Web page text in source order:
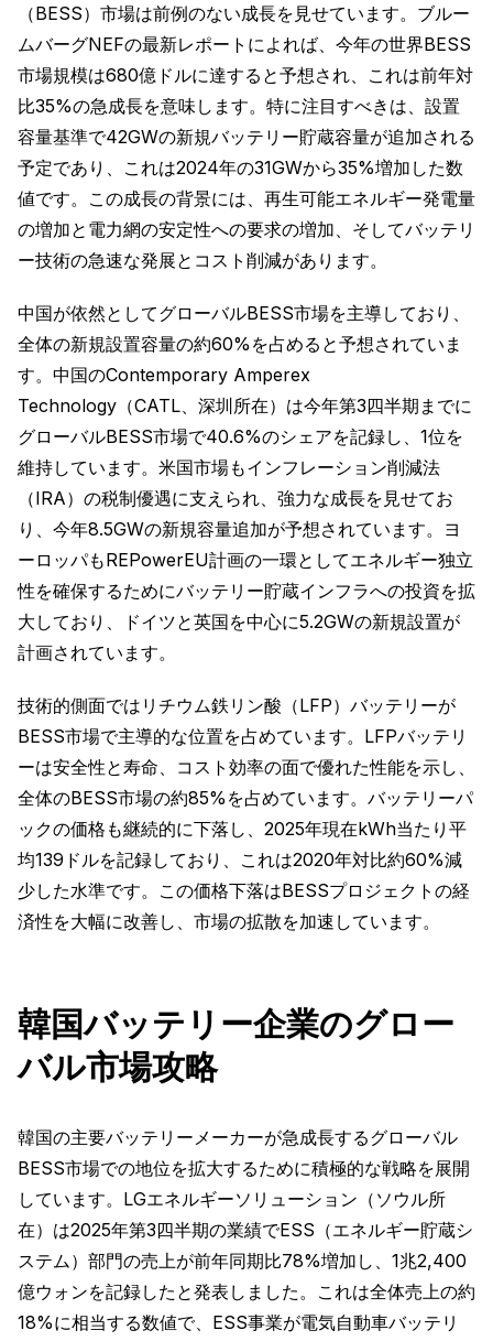
（BESS）市場は前例のない成長を見せています。ブルー
ムバーグNEFの最新レポートによれば、今年の世界BESS
市場規模は680億ドルに達すると予想され、これは前年対
比35%の急成長を意味します。特に注目すべきは、設置
容量基準で42GWの新規バッテリー貯蔵容量が追加される
予定であり、これは2024年の31GWから35%増加した数
値です。この成長の背景には、再生可能エネルギー発電量
の増加と電力網の安定性への要求の増加、そしてバッテリ
ー技術の急速な発展とコスト削減があります。
中国が依然としてグローバルBESS市場を主導しており、
全体の新規設置容量の約60%を占めると予想されていま
す。中国のContemporary Amperex
Technology（CATL、深圳所在）は今年第3四半期までに
グローバルBESS市場で40.6%のシェアを記録し、1位を
維持しています。米国市場もインフレーション削減法
（IRA）の税制優遇に支えられ、強力な成長を見せてお
り、今年8.5GWの新規容量追加が予想されています。ヨ
ーロッパもREPowerEU計画の一環としてエネルギー独立
性を確保するためにバッテリー貯蔵インフラへの投資を拡
大しており、ドイツと英国を中心に5.2GWの新規設置が
計画されています。
技術的側面ではリチウム鉄リン酸（LFP）バッテリーが
BESS市場で主導的な位置を占めています。LFPバッテリ
ーは安全性と寿命、コスト効率の面で優れた性能を示し、
全体のBESS市場の約85%を占めています。バッテリーパ
ックの価格も継続的に下落し、2025年現在kWh当たり平
均139ドルを記録しており、これは2020年対比約60%減
少した水準です。この価格下落はBESSプロジェクトの経
済性を大幅に改善し、市場の拡散を加速しています。
韓国バッテリー企業のグロー
バル市場攻略
韓国の主要バッテリーメーカーが急成長するグローバル
BESS市場での地位を拡大するために積極的な戦略を展開
しています。LGエネルギーソリューション（ソウル所
在）は2025年第3四半期の業績でESS（エネルギー貯蔵シ
ステム）部門の売上が前年同期比78%増加し、1兆2,400
億ウォンを記録したと発表しました。これは全体売上の約
18%に相当する数値で、ESS事業が電気自動車バッテリ